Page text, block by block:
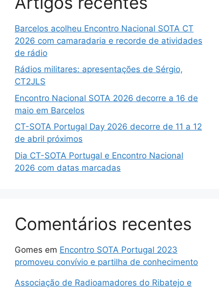
Barcelos acolheu Encontro Nacional SOTA CT
2026 com camaradaria e recorde de atividades
de rádio
Rádios militares: apresentações de Sérgio,
CT2JLS
Encontro Nacional SOTA 2026 decorre a 16 de
maio em Barcelos
CT-SOTA Portugal Day 2026 decorre de 11 a 12
de abril próximos
Dia CT-SOTA Portugal e Encontro Nacional
2026 com datas marcadas
Comentários recentes
Gomes em Encontro SOTA Portugal 2023
promoveu convívio e partilha de conhecimento
Associação de Radioamadores do Ribatejo e